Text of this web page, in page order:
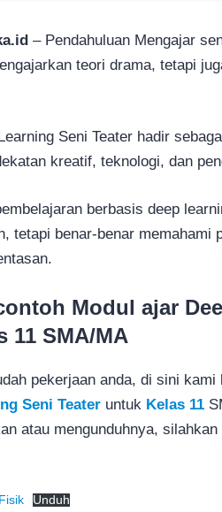
– Pendahuluan Mengajar
teori drama, tetapi
Seni Teater hadir
kreatif, teknologi, dan
berbasis deep
tetapi benar-benar memahami
Modul ajar
11 SMA/MA
pekerjaan anda, di sini kami
Seni Teater untuk Kelas 11
atau mengunduhnya,
Unduh